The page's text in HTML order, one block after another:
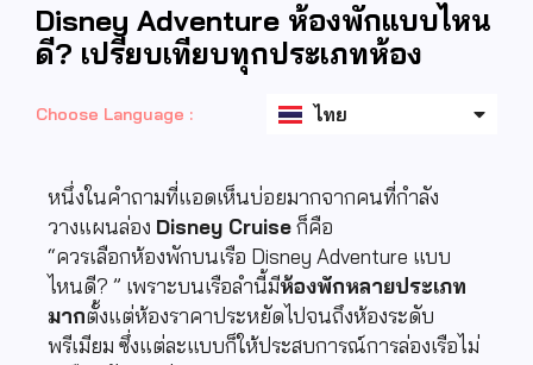
Disney Adventure ห้องพักแบบไหน
ดี? เปรียบเทียบทุกประเภทห้อง
Choose Language : ไทย
English
中文 (香港)
หนึ่งในคำถามที่แอดเห็นบ่อยมากจากคนที่กำลัง
วางแผนล่อง Disney Cruiseก็คือ
“ควรเลือกห้องพักบนเรือ Disney Adventure แบบ
ไหนดี? ” เพราะบนเรือลำนี้มีห้องพักหลายประเภท
มากตั้งแต่ห้องราคาประหยัดไปจนถึงห้องระดับ
พรีเมียม ซึ่งแต่ละแบบก็ให้ประสบการณ์การล่องเรือไม่